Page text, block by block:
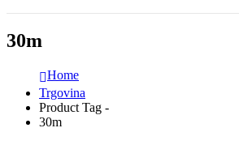
30m
Home
Trgovina
Product Tag -
30m